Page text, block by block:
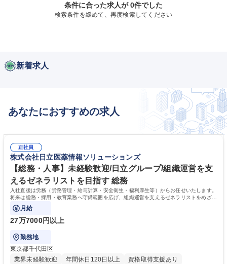
条件に合った求人が 0件でした
検索条件を緩めて、再度検索してください
新着求人
あなたにおすすめの求人
正社員
株式会社日立医薬情報ソリューションズ
【総務・人事】未経験歓迎/日立グループ/組織運営を支
えるゼネラリストを目指す 総務
入社直後は労務（労務管理・給与計算・安全衛生・福利厚生等）からお任せいたします。
将来は総務・採用・教育業務へ守備範囲を広げ、組織運営を支えるゼネラリストをめざせ
ます。
月給
27万7000円以上
勤務地
東京都千代田区
業界未経験歓迎
年間休日120日以上
資格取得支援あり